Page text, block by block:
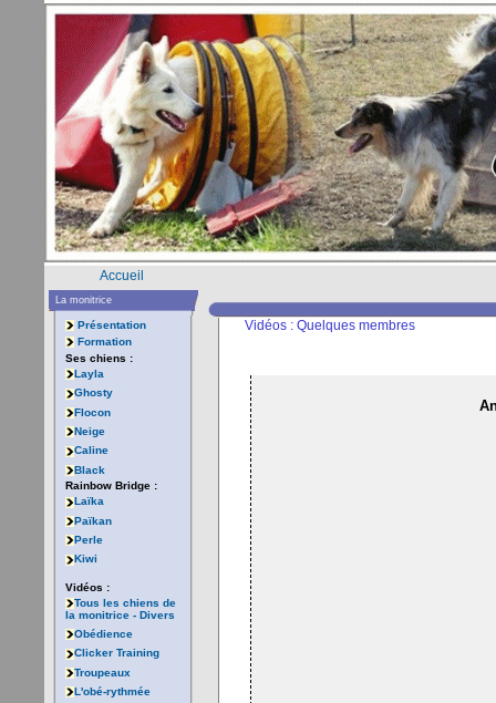
Accueil
La monitrice
Présentation
Formation
Ses chiens :
Layla
Ghosty
Flocon
Neige
Caline
Black
Rainbow Bridge :
Laïka
Païkan
Perle
Kiwi
Vidéos :
Tous les chiens de
la monitrice - Divers
Obédience
Clicker Training
Troupeaux
L'obé-rythmée
Vidéos : Quelques membres